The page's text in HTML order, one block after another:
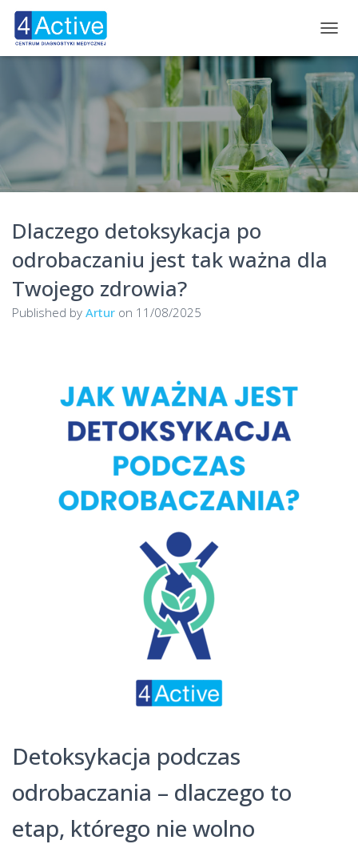
Dlaczego detoksykacja po
odrobaczaniu jest tak ważna dla
Twojego zdrowia?
Published by Artur on 11/08/2025
Detoksykacja podczas
odrobaczania – dlaczego to
etap, którego nie wolno